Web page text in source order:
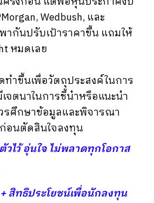
Wedbush, และ
พากันปรับเป้าราคาขึ้น แถมให้
หมดเลย
ำขึ้นเพื่อวัตถุประสงค์ในการ
จตนาในการชี้นำหรือแนะนำ
ศึกษาข้อมูลและพิจารณา
อนตัดสินใจลงทุน
ว้ อุ่นใจ ไม่พลาดทุกโอกาส
สิทธิประโยชน์เพื่อนักลงทุน